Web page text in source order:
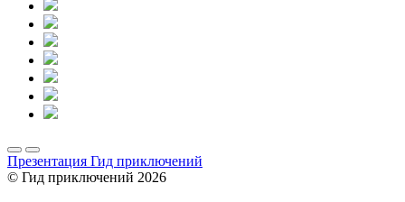
Презентация Гид приключений
© Гид приключений 2026